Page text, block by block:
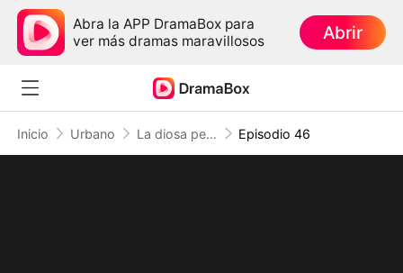
Abra la APP DramaBox para
ver más dramas maravillosos
Abrir
Inicio Urbano La diosa peligrosa y el heredero oculto Episodio 46